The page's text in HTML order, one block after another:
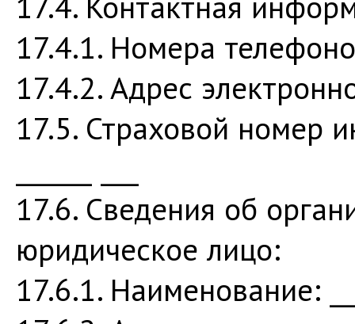
17.4.1. Номера телефонов:
17.4.2. Адрес
17.5. Страховой номер
17.6. Сведения об
юридическое лицо:
17.6.1. Наименование: